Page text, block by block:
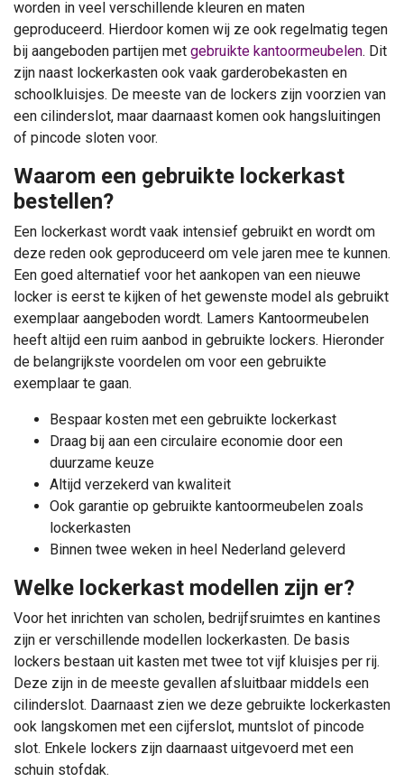
worden in veel verschillende kleuren en maten
geproduceerd. Hierdoor komen wij ze ook regelmatig tegen
bij aangeboden partijen met gebruikte kantoormeubelen. Dit
zijn naast lockerkasten ook vaak garderobekasten en
schoolkluisjes. De meeste van de lockers zijn voorzien van
een cilinderslot, maar daarnaast komen ook hangsluitingen
of pincode sloten voor.
Waarom een gebruikte lockerkast
bestellen?
Een lockerkast wordt vaak intensief gebruikt en wordt om
deze reden ook geproduceerd om vele jaren mee te kunnen.
Een goed alternatief voor het aankopen van een nieuwe
locker is eerst te kijken of het gewenste model als gebruikt
exemplaar aangeboden wordt. Lamers Kantoormeubelen
heeft altijd een ruim aanbod in gebruikte lockers. Hieronder
de belangrijkste voordelen om voor een gebruikte
exemplaar te gaan.
Bespaar kosten met een gebruikte lockerkast
Draag bij aan een circulaire economie door een
duurzame keuze
Altijd verzekerd van kwaliteit
Ook garantie op gebruikte kantoormeubelen zoals
lockerkasten
Binnen twee weken in heel Nederland geleverd
Welke lockerkast modellen zijn er?
Voor het inrichten van scholen, bedrijfsruimtes en kantines
zijn er verschillende modellen lockerkasten. De basis
lockers bestaan uit kasten met twee tot vijf kluisjes per rij.
Deze zijn in de meeste gevallen afsluitbaar middels een
cilinderslot. Daarnaast zien we deze gebruikte lockerkasten
ook langskomen met een cijferslot, muntslot of pincode
slot. Enkele lockers zijn daarnaast uitgevoerd met een
schuin stofdak.